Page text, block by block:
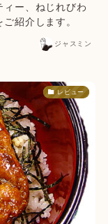
ィー、ねじれびわ
紹介します。
ジャスミン
レビュー